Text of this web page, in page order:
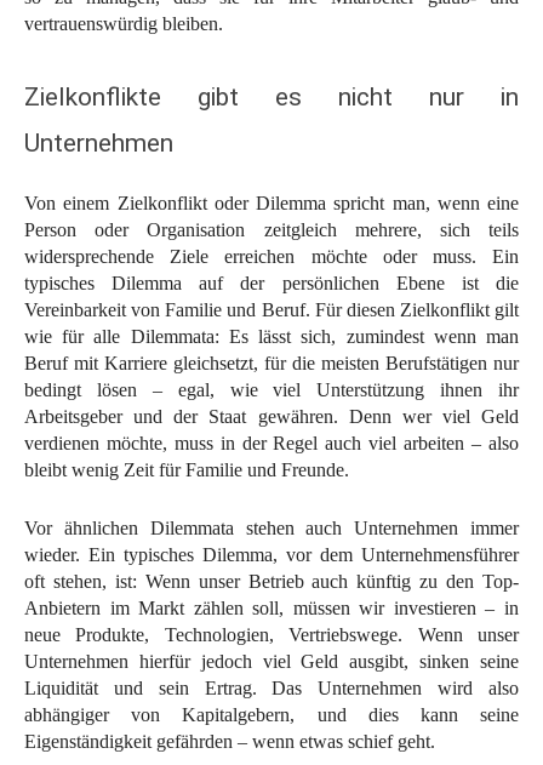
vertrauenswürdig bleiben.
Zielkonflikte gibt es nicht nur in
Unternehmen
Von einem Zielkonflikt oder Dilemma spricht man, wenn eine
Person oder Organisation zeitgleich mehrere, sich teils
widersprechende Ziele erreichen möchte oder muss. Ein
typisches Dilemma auf der persönlichen Ebene ist die
Vereinbarkeit von Familie und Beruf. Für diesen Zielkonflikt gilt
wie für alle Dilemmata: Es lässt sich, zumindest wenn man
Beruf mit Karriere gleichsetzt, für die meisten Berufstätigen nur
bedingt lösen – egal, wie viel Unterstützung ihnen ihr
Arbeitsgeber und der Staat gewähren. Denn wer viel Geld
verdienen möchte, muss in der Regel auch viel arbeiten – also
bleibt wenig Zeit für Familie und Freunde.
Vor ähnlichen Dilemmata stehen auch Unternehmen immer
wieder. Ein typisches Dilemma, vor dem Unternehmensführer
oft stehen, ist: Wenn unser Betrieb auch künftig zu den Top-
Anbietern im Markt zählen soll, müssen wir investieren – in
neue Produkte, Technologien, Vertriebswege. Wenn unser
Unternehmen hierfür jedoch viel Geld ausgibt, sinken seine
Liquidität und sein Ertrag. Das Unternehmen wird also
abhängiger von Kapitalgebern, und dies kann seine
Eigenständigkeit gefährden – wenn etwas schief geht.